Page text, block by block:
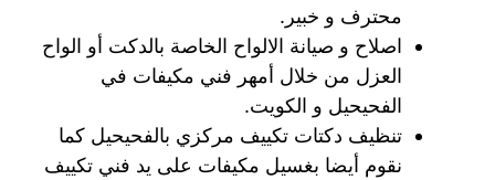
محترف و خبير.
اصلاح و صيانة الالواح الخاصة بالدكت أو الواح
العزل من خلال أمهر فني مكيفات في
الفحيحيل و الكويت.
تنظيف دكتات تكييف مركزي بالفحيحيل كما
نقوم أيضا بغسيل مكيفات على يد فني تكييف